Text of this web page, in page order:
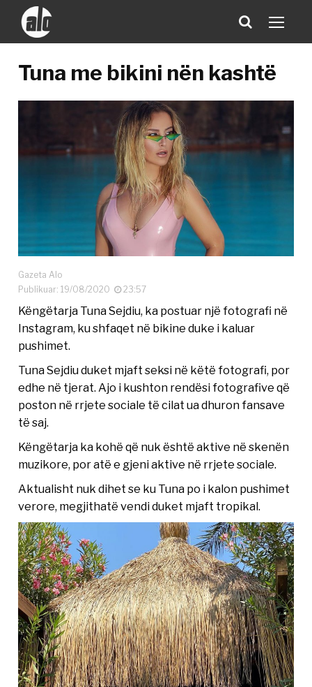
Tuna me bikini nën kashtë
Gazeta Alo
Publikuar: 19/08/2020
23:57
Këngëtarja Tuna Sejdiu, ka postuar një fotografi në
Instagram, ku shfaqet në bikine duke i kaluar
pushimet.
Tuna Sejdiu duket mjaft seksi në këtë fotografi, por
edhe në tjerat. Ajo i kushton rendësi fotografive që
poston në rrjete sociale të cilat ua dhuron fansave
të saj.
Këngëtarja ka kohë që nuk është aktive në skenën
muzikore, por atë e gjeni aktive në rrjete sociale.
Aktualisht nuk dihet se ku Tuna po i kalon pushimet
verore, megjithatë vendi duket mjaft tropikal.